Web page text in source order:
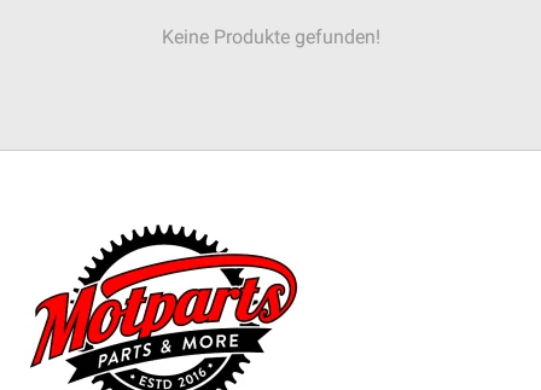
Keine Produkte gefunden!